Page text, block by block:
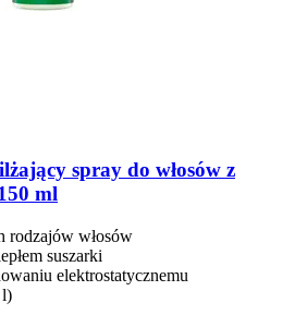
spray do włosów z
ml
rodzajów włosów
suszarki
elektrostatycznemu
l)